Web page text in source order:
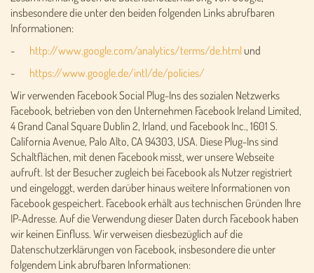
insbesondere die unter den beiden folgenden Links abrufbaren
Informationen:
- http://www.google.com/analytics/terms/de.html und
- https://www.google.de/intl/de/policies/
Wir verwenden Facebook Social Plug-Ins des sozialen Netzwerks
Facebook, betrieben von den Unternehmen Facebook Ireland Limited,
4 Grand Canal Square Dublin 2, Irland, und Facebook Inc., 1601 S.
California Avenue, Palo Alto, CA 94303, USA. Diese Plug-Ins sind
Schaltflächen, mit denen Facebook misst, wer unsere Webseite
aufruft. Ist der Besucher zugleich bei Facebook als Nutzer registriert
und eingeloggt, werden darüber hinaus weitere Informationen von
Facebook gespeichert. Facebook erhält aus technischen Gründen Ihre
IP-Adresse. Auf die Verwendung dieser Daten durch Facebook haben
wir keinen Einfluss. Wir verweisen diesbezüglich auf die
Datenschutzerklärungen von Facebook, insbesondere die unter
folgendem Link abrufbaren Informationen: